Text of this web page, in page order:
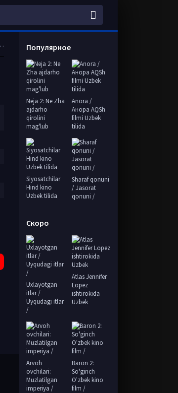
Популярное
Neja 2: Ne Zha
ajdarho
qirolini
mag'lub
Anora /
Анора AQSh
filmi Uzbek
tilida
Siyosatchilar
Hind kino
Uzbek tilida
Sharaf qonuni
/ Jasorat
qonuni /
Скоро
Uxlayotgan
itlar /
Uyqudagi itlar
/
Atlas Jennifer
Lopez
ishtirokida
Uzbek
Arvoh
ovchilari:
Muzlatilgan
imperiya /
Baron 2:
So'ginch
O'zbek kino
film /